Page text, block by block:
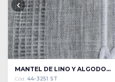
MANTEL DE LINO Y ALGODO...
Cód: 44-3251 ST